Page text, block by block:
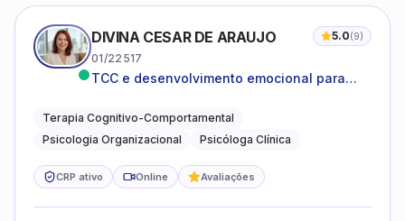
DIVINA CESAR DE ARAUJO 5.0(9)
01/22517
TCC e desenvolvimento emocional para
Terapia Cognitivo-Comportamental
Psicologia Organizacional
Psicóloga Clínica
CRP ativo Online Avaliações